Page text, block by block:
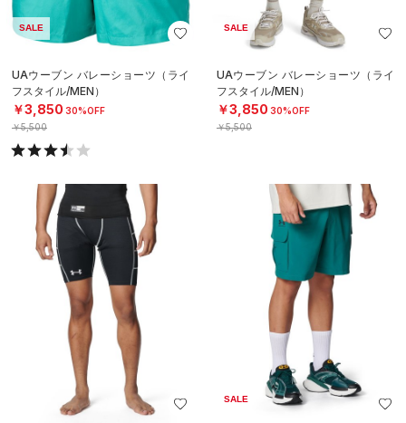
SALE
UAウーブン バレーショーツ（ライ
フスタイル/MEN）
￥3,850 30%OFF
￥5,500
SALE
UAウーブン バレーショーツ（ライ
フスタイル/MEN）
￥3,850 30%OFF
￥5,500
SALE